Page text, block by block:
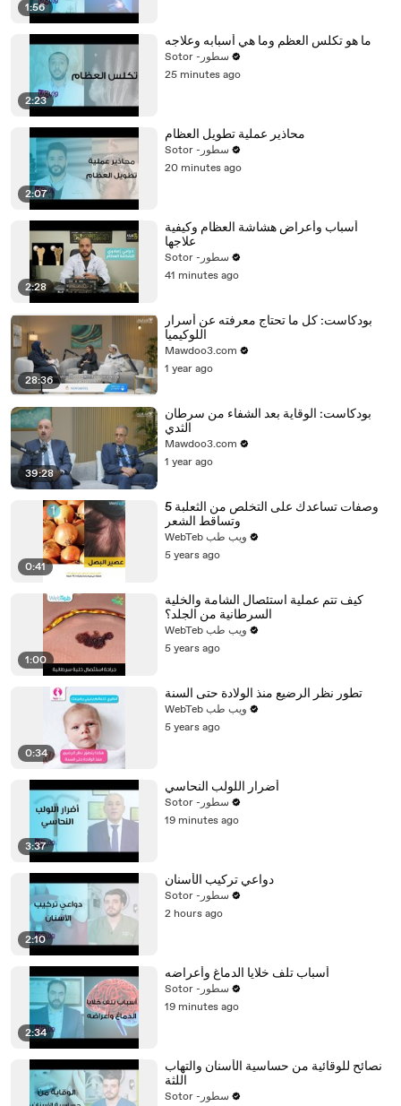
1:56
2:23
ما هو تكلس العظم وما هي أسبابه وعلاجه
Sotor -سطور
25 minutes ago
2:07
محاذير عملية تطويل العظام
Sotor -سطور
20 minutes ago
2:28
أسباب وأعراض هشاشة العظام وكيفية
علاجها
Sotor -سطور
41 minutes ago
28:36
بودكاست: كل ما تحتاج معرفته عن أسرار
اللوكيميا
Mawdoo3.com
1 year ago
39:28
بودكاست: الوقاية بعد الشفاء من سرطان
الثدي
Mawdoo3.com
1 year ago
0:41
5 وصفات تساعدك على التخلص من الثعلبة
وتساقط الشعر
WebTeb ويب طب
5 years ago
1:00
كيف تتم عملية استئصال الشامة والخلية
السرطانية من الجلد؟
WebTeb ويب طب
5 years ago
0:34
تطور نظر الرضيع منذ الولادة حتى السنة
WebTeb ويب طب
5 years ago
3:37
أضرار اللولب النحاسي
Sotor -سطور
19 minutes ago
2:10
دواعي تركيب الأسنان
Sotor -سطور
2 hours ago
2:34
أسباب تلف خلايا الدماغ وأعراضه
Sotor -سطور
19 minutes ago
نصائح للوقائية من حساسية الأسنان والتهاب
اللثة
Sotor -سطور